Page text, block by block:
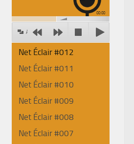
00:00
Agrandir
Net Éclair #012
Net Éclair #011
Net Éclair #010
Net Éclair #009
Net Éclair #008
Net Éclair #007